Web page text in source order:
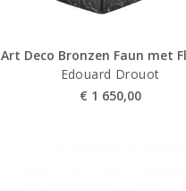
Art Deco Bronzen Faun met
Edouard Drouot
€ 1 650,00